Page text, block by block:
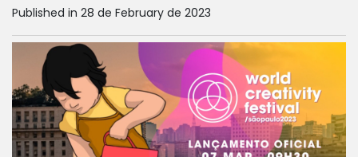
Published in 28 de February de 2023